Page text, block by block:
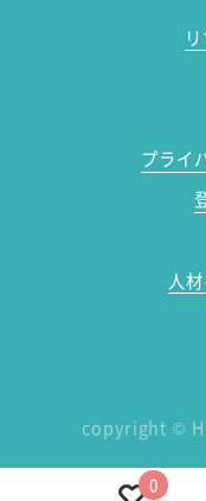
プライ
人
copyright ©
0